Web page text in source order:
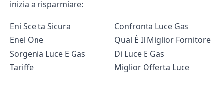
inizia a risparmiare:
Eni Scelta Sicura
Enel One
Sorgenia Luce E Gas
Tariffe
Confronta Luce Gas
Qual È Il Miglior Fornitore
Di Luce E Gas
Miglior Offerta Luce